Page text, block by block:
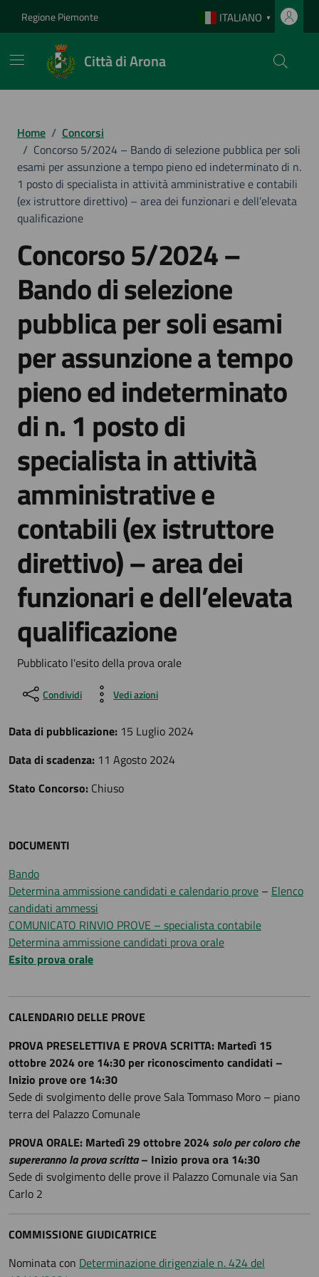
Regione Piemonte ITALIANO ▼
Città di Arona
Home / Concorsi
/ Concorso 5/2024 – Bando di selezione pubblica per soli
esami per assunzione a tempo pieno ed indeterminato di n.
1 posto di specialista in attività amministrative e contabili
(ex istruttore direttivo) – area dei funzionari e dell’elevata
qualificazione
Concorso 5/2024 –
Bando di selezione
pubblica per soli esami
per assunzione a tempo
pieno ed indeterminato
di n. 1 posto di
specialista in attività
amministrative e
contabili (ex istruttore
direttivo) – area dei
funzionari e dell’elevata
qualificazione
Pubblicato l'esito della prova orale
Condividi Vedi azioni
Data di pubblicazione: 15 Luglio 2024
Data di scadenza: 11 Agosto 2024
Stato Concorso: Chiuso
DOCUMENTI
Bando
Determina ammissione candidati e calendario prove – Elenco
candidati ammessi
COMUNICATO RINVIO PROVE – specialista contabile
Determina ammissione candidati prova orale
Esito prova orale
CALENDARIO DELLE PROVE
PROVA PRESELETTIVA E PROVA SCRITTA: Martedì 15
ottobre 2024 ore 14:30 per riconoscimento candidati –
Inizio prove ore 14:30
Sede di svolgimento delle prove Sala Tommaso Moro – piano
terra del Palazzo Comunale
PROVA ORALE: Martedì 29 ottobre 2024 solo per coloro che
supereranno la prova scritta– Inizio prova ora 14:30
Sede di svolgimento delle prove il Palazzo Comunale via San
Carlo 2
COMMISSIONE GIUDICATRICE
Nominata con Determinazione dirigenziale n. 424 del